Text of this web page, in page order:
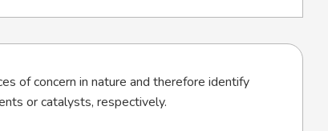
of concern in nature and therefore identify
or catalysts, respectively.